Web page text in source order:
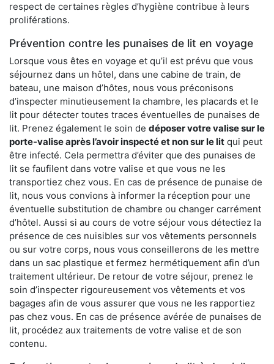
respect de certaines règles d’hygiène contribue à leurs
proliférations.
Prévention contre les punaises de lit en voyage
Lorsque vous êtes en voyage et qu’il est prévu que vous
séjournez dans un hôtel, dans une cabine de train, de
bateau, une maison d’hôtes, nous vous préconisons
d’inspecter minutieusement la chambre, les placards et le
lit pour détecter toutes traces éventuelles de punaises de
lit. Prenez également le soin de déposer votre valise sur le
porte-valise après l’avoir inspecté et non sur le lit qui peut
être infecté. Cela permettra d’éviter que des punaises de
lit se faufilent dans votre valise et que vous ne les
transportiez chez vous. En cas de présence de punaise de
lit, nous vous convions à informer la réception pour une
éventuelle substitution de chambre ou changer carrément
d’hôtel. Aussi si au cours de votre séjour vous détectiez la
présence de ces nuisibles sur vos vêtements personnels
ou sur votre corps, nous vous conseillerons de les mettre
dans un sac plastique et fermez hermétiquement afin d’un
traitement ultérieur. De retour de votre séjour, prenez le
soin d’inspecter rigoureusement vos vêtements et vos
bagages afin de vous assurer que vous ne les rapportiez
pas chez vous. En cas de présence avérée de punaises de
lit, procédez aux traitements de votre valise et de son
contenu.